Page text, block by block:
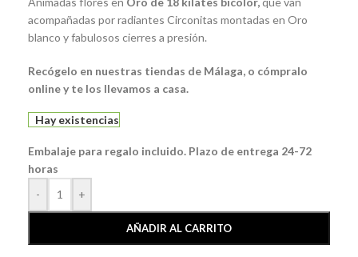
acompañadas por radiantes Circonitas montadas en Oro
blanco y fabulosos cierres a presión.
Recógelo en nuestras tiendas de Málaga, o cómpralo
online y te los llevamos a casa.
Hay existencias
Embalaje para regalo incluido. Plazo de entrega 24-72
horas
-
+
AÑADIR AL CARRITO